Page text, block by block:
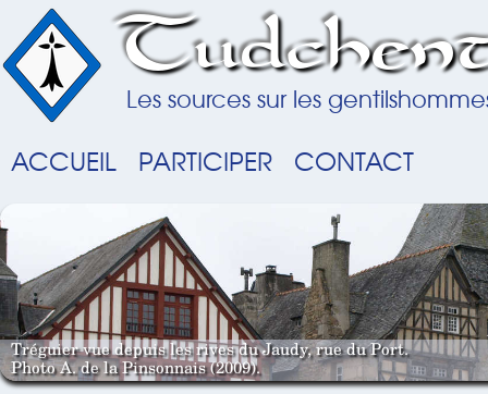
Les sources sur les
ACCUEIL PARTICIPER CONTACT
Tréguier vue depuis les rives du Jaudy, rue du Port.
Photo A. de la Pinsonnais (2009).